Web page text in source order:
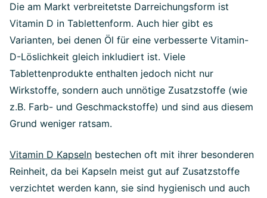
Die am Markt verbreitetste Darreichungsform ist
Vitamin D in Tablettenform. Auch hier gibt es
Varianten, bei denen Öl für eine verbesserte Vitamin-
D-Löslichkeit gleich inkludiert ist. Viele
Tablettenprodukte enthalten jedoch nicht nur
Wirkstoffe, sondern auch unnötige Zusatzstoffe (wie
z.B. Farb- und Geschmackstoffe) und sind aus diesem
Grund weniger ratsam.
Vitamin D Kapseln bestechen oft mit ihrer besonderen
Reinheit, da bei Kapseln meist gut auf Zusatzstoffe
verzichtet werden kann, sie sind hygienisch und auch